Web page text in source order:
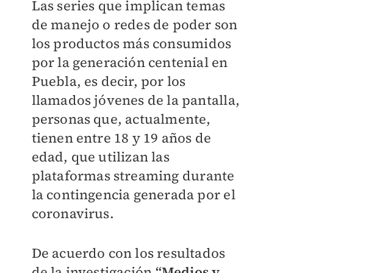
Las series que implican temas
de manejo o redes de poder son
los productos más consumidos
por la generación centenial en
Puebla, es decir, por los
llamados jóvenes de la pantalla,
personas que, actualmente,
tienen entre 18 y 19 años de
edad, que utilizan las
plataformas streaming durante
la contingencia generada por el
coronavirus.
De acuerdo con los resultados